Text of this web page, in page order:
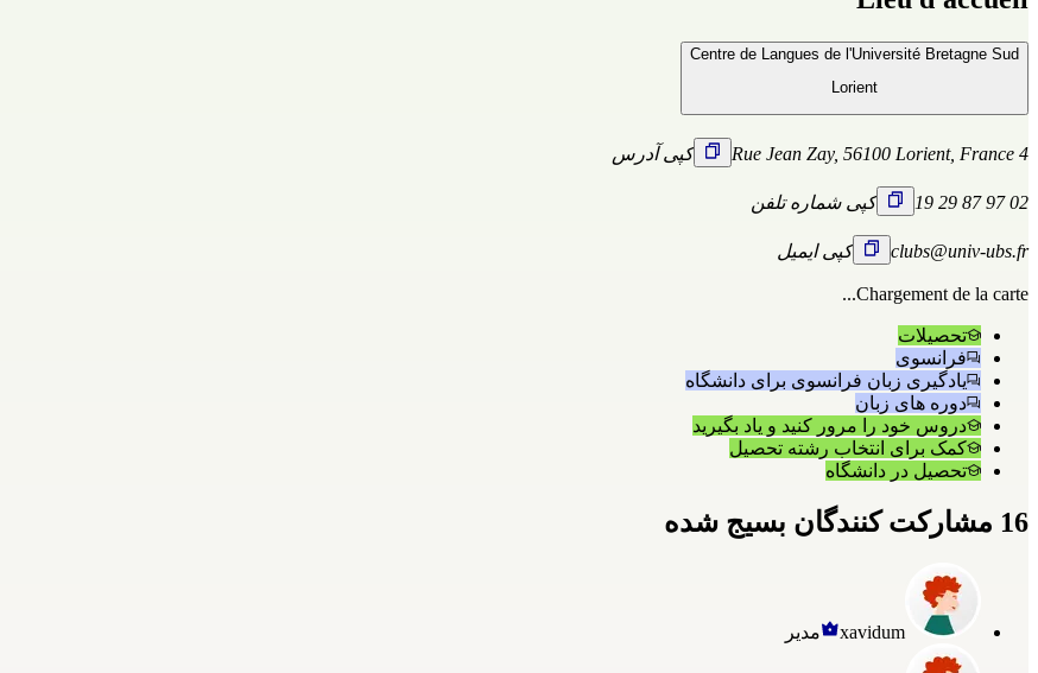
Centre de Langues de l'Université Bretagne Sud
Lorient
4 Rue Jean Zay, 56100 Lorient, France کپی آدرس
02 97 87 29 19 کپی شماره تلفن
clubs@univ-ubs.fr کپی ایمیل
Chargement de la carte...
تحصیلات
فرانسوی
یادگیری زبان فرانسوی برای دانشگاه
دوره های زبان
دروس خود را مرور کنید و یاد بگیرید
کمک برای انتخاب رشته تحصیل
تحصیل در دانشگاه
16 مشارکت کنندگان بسیج شده
xavidum مدیر